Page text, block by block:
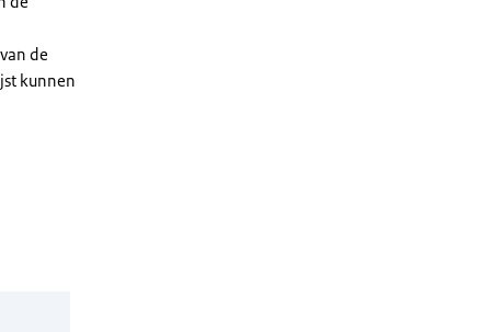
de
kunnen